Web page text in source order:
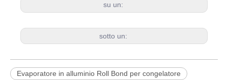
su un:
sotto un:
Evaporatore in alluminio Roll Bond per congelatore